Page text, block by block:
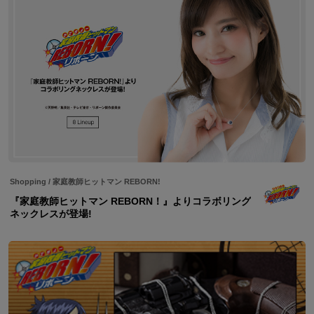
Shopping / 家庭教師ヒットマン REBORN!
『家庭教師ヒットマン REBORN！』よりコラボリング
ネックレスが登場!